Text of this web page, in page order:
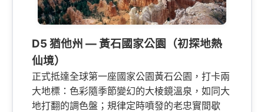
D5 猶他州 — 黃石國家公園（初探地熱
仙境）
正式抵達全球第一座國家公園黃石公園，打卡兩
大地標：色彩隨季節變幻的大棱鏡溫泉，如同大
地打翻的調色盤；規律定時噴發的老忠實間歇